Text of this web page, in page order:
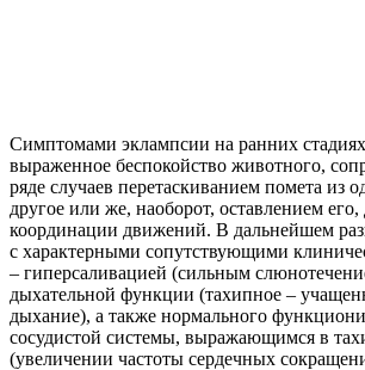
Симптомами эклампсии на ранних
выраженное беспокойство животного,
ряде случаев перетаскиванием помета из
другое или же, наоборот, оставлением
координации движений. В дальнейшем
с характерными сопутствующими
– гиперсаливацией (сильным
дыхательной функции (тахипное –
дыхание), а также нормального
сосудистой системы, выражающимся в
(увеличении частоты сердечных